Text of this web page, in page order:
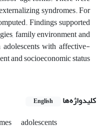
syndromes. For
Findings supported
family environment and
with affective-
and socioeconomic status
کلیدواژه‌ها
English
adolescents